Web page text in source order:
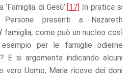
di Gesù’. [17]
In pratica si
presenti a Nazareth
famiglia, come può un nucleo così
per le famiglie odierne
E si argomenta indicando alcuni
vero Uomo; Maria riceve dei doni